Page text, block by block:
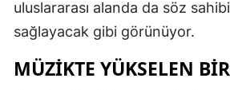
uluslararası alanda da söz sahibi
sağlayacak gibi görünüyor.
MÜZIKTE YÜKSELEN